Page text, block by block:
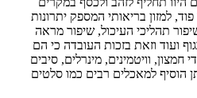
למזון בריאותי המספק יתרונות
תהליכי העיכול, שיפור מראה
ועוד וזאת בזכות העובדה כי הם
חמצון, וויטמינים, מינרלים, סיבים
הוסיף למאכלים רבים כמו סלטים